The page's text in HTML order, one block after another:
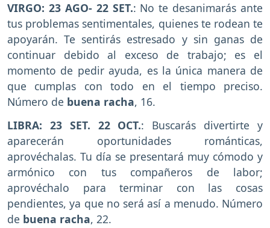
VIRGO: 23 AGO- 22 SET.: No te desanimarás ante
tus problemas sentimentales, quienes te rodean te
apoyarán. Te sentirás estresado y sin ganas de
continuar debido al exceso de trabajo; es el
momento de pedir ayuda, es la única manera de
que cumplas con todo en el tiempo preciso.
Número de buena racha, 16.
LIBRA: 23 SET. 22 OCT.: Buscarás divertirte y
aparecerán oportunidades románticas,
aprovéchalas. Tu día se presentará muy cómodo y
armónico con tus compañeros de labor;
aprovéchalo para terminar con las cosas
pendientes, ya que no será así a menudo. Número
de buena racha, 22.